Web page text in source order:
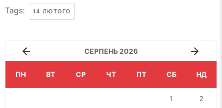
Tags: 14 ЛЮТОГО
СЕРПЕНЬ 2026
ПН ВТ СР ЧТ ПТ СБ НД
1 2